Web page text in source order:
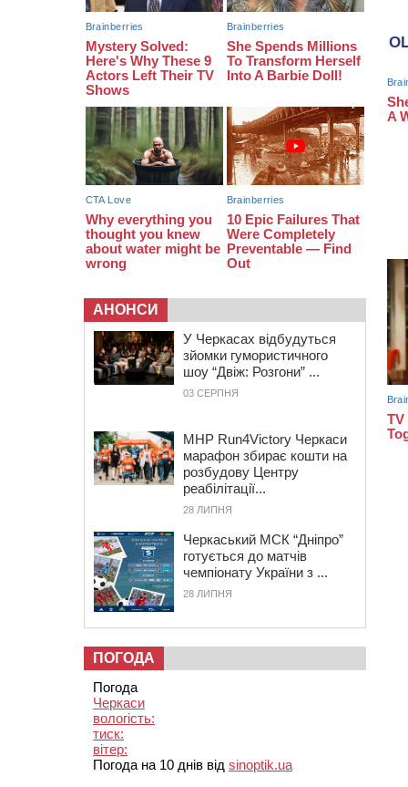
20:00 Педагогів Черкас запрошують на
зустріч із переможцем Global
Teacher Prize Ukraine 2023
19:24 У Черкасах водійка протаранила
АНОНСИ
У Черкасах відбудуться
зйомки гумористичного
шоу “Двіж: Розгони” ...
03 СЕРПНЯ
MHP Run4Victory Черкаси
марафон збирає кошти на
розбудову Центру
реабілітації...
28 ЛИПНЯ
Черкаський МСК “Дніпро”
готується до матчів
чемпіонату України з ...
28 ЛИПНЯ
ПОГОДА
Погода
Черкаси
вологість:
тиск:
вітер:
Погода на 10 днів від sinoptik.ua